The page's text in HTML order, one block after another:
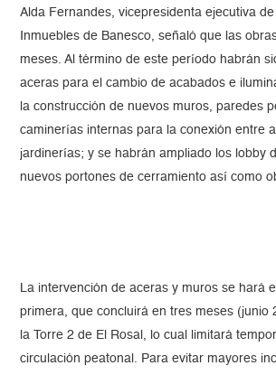
Alda Fernandes, vicepresidenta ejecutiva
Inmuebles de Banesco, señaló que las
meses. Al término de este período habrán
aceras para el cambio de acabados e
la construcción de nuevos muros, paredes
caminerías internas para la conexión entre
jardinerías; y se habrán ampliado los lobby
nuevos portones de cerramiento así como
La intervención de aceras y muros se hará
primera, que concluirá en tres meses (junio
la Torre 2 de El Rosal, lo cual limitará
circulación peatonal. Para evitar mayores